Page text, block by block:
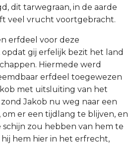
dit tarwegraan, in de aarde
veel vrucht voortgebracht.
erfdeel voor deze
opdat gij erfelijk bezit het land
Hiermede werd
erfdeel toegewezen
met uitsluiting van het
zond Jakob nu weg naar een
er een tijdlang te blijven, en
zou hebben van hem te
hem hier in het erfrecht,